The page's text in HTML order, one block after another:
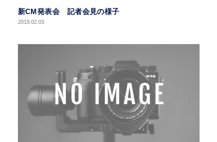
新CM発表会 記者会見の様子
2019.02.03